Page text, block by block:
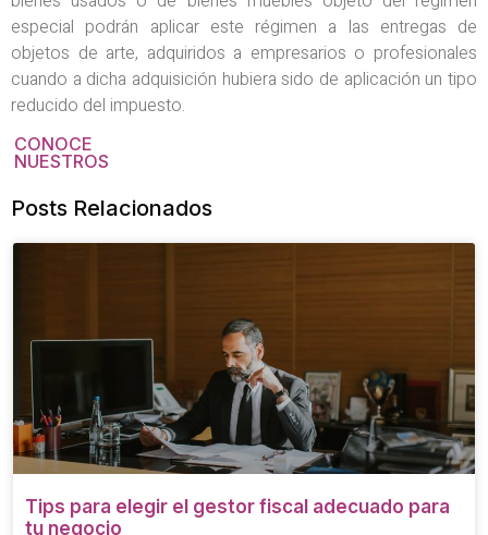
especial podrán aplicar este régimen a las entregas de
objetos de arte, adquiridos a empresarios o profesionales
cuando a dicha adquisición hubiera sido de aplicación un tipo
reducido del impuesto.
CONOCE
NUESTROS
Posts Relacionados
Tips para elegir el gestor fiscal adecuado para
tu negocio